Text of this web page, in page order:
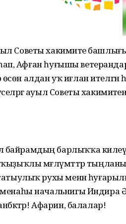
Советы хакимиәте башлығы
яһап, Афған һуғышы
алдан уҡ иғлан ителгән
ауыл Советы
барлыҡҡа
мәғлүмәттәр
рухы менән
начальнигы Индира
Афарин, балалар!